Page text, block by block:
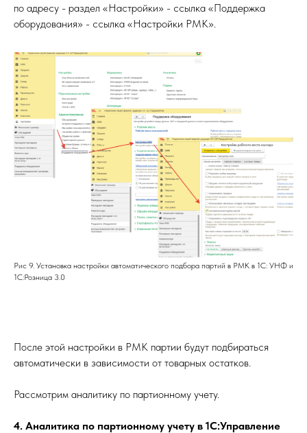
по адресу - раздел «Настройки» - ссылка «Поддержка
оборудования» - ссылка «Настройки РМК».
Рис 9. Установка настройки автоматического подбора партий в РМК в 1С: УНФ и
1С:Розница 3.0
После этой настройки в РМК партии будут подбираться
автоматически в зависимости от товарных остатков.
Рассмотрим аналитику по партионному учету.
4. Аналитика по партионному учету в 1С:Управление